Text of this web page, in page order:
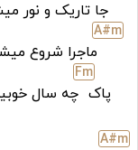
جا تاریک و نور
A#m
ماجرا شروع
پاک
Fm
چه سال
A#m